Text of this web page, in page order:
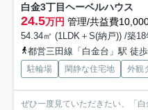
白金3丁目ヘーベルハウス
24.5万円 管理/共益費
54.34㎡ (1LDK＋S(納戸)) /築
都営三田線「白金台」駅 徒
駐輪場 閑静な住宅地 外観
ぜひ一度見ていただきたい、「